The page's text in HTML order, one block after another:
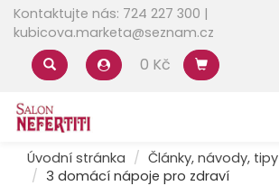
Kontaktujte nás: 724 227 300 |
kubicova.marketa@seznam.cz
0 Kč
Úvodní stránka
Články, návody, tipy
3 domácí nápoje pro zdraví